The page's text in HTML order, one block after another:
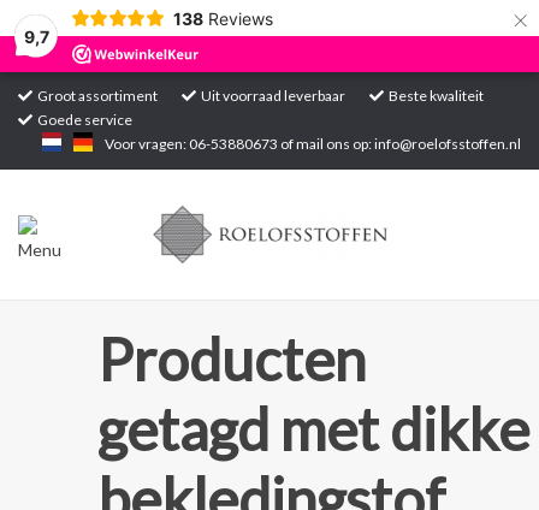
9,7
138 Reviews ×
Groot assortiment Uit voorraad leverbaar
Beste kwaliteit
Goede service
Voor vragen: 06-53880673 of mail ons op:info@roelofsstoffen.nl
Home
Producten
getagd met dikke